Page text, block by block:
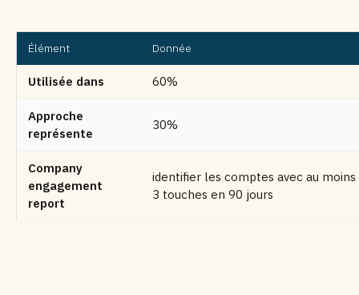
Élément Donnée
Utilisée dans 60%
Approche
représente
30%
Company
engagement
report
identifier les comptes avec au moins
3 touches en 90 jours